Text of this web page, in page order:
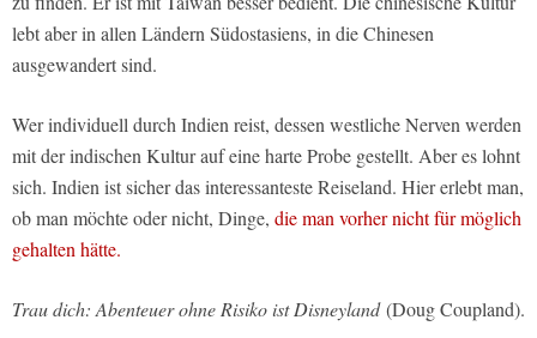
lebt aber in allen Ländern Südostasiens, in die Chinesen
ausgewandert sind.
Wer individuell durch Indien reist, dessen westliche Nerven werden
mit der indischen Kultur auf eine harte Probe gestellt. Aber es lohnt
sich. Indien ist sicher das interessanteste Reiseland. Hier erlebt man,
ob man möchte oder nicht, Dinge, die man vorher nicht für möglich
gehalten hätte.
Trau dich: Abenteuer ohne Risiko ist Disneyland(Doug Coupland).